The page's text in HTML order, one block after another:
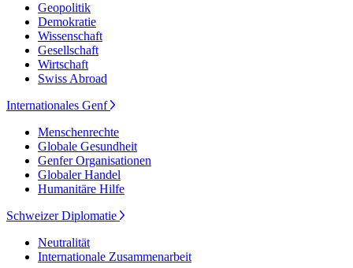
Geopolitik
Demokratie
Wissenschaft
Gesellschaft
Wirtschaft
Swiss Abroad
Internationales Genf
Menschenrechte
Globale Gesundheit
Genfer Organisationen
Globaler Handel
Humanitäre Hilfe
Schweizer Diplomatie
Neutralität
Internationale Zusammenarbeit